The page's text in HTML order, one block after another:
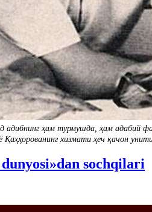
ҳам турмушда, ҳам адабий
хизмати ҳеч қачон
sochqilari